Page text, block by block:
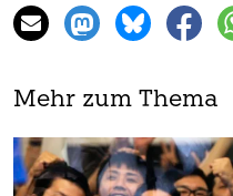
Mehr zum Thema